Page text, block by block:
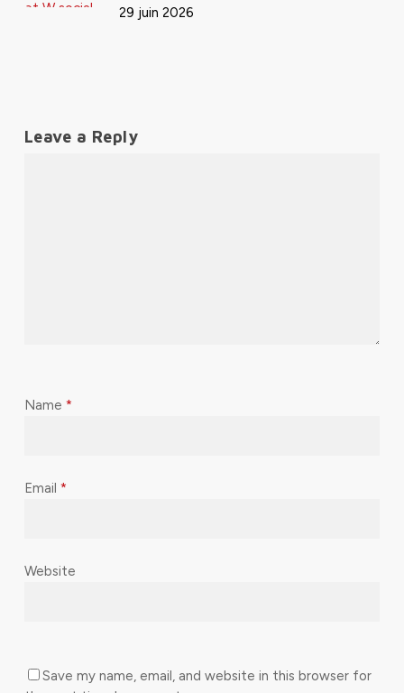
29 juin 2026
Leave a Reply
Name *
Email *
Website
Save my name, email, and website in this browser for